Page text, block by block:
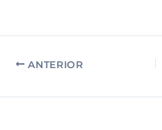
ANTERIOR